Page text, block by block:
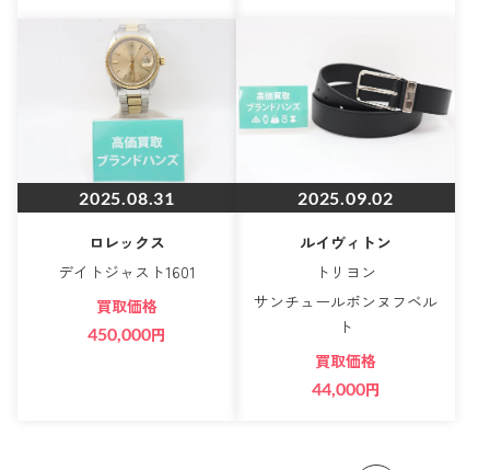
2025.08.31
ロレックス
デイトジャスト1601
買取価格
450,000円
2025.09.02
ルイヴィトン
トリヨン
サンチュールポンヌフベル
ト
買取価格
44,000円